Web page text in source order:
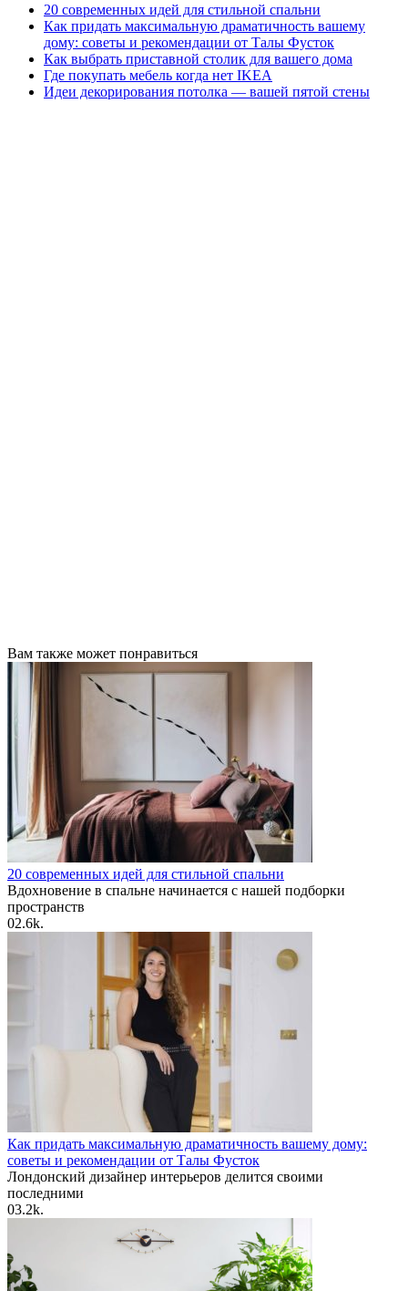
20 современных идей для стильной спальни
Как придать максимальную драматичность вашему
дому: советы и рекомендации от Талы Фусток
Как выбрать приставной столик для вашего дома
Где покупать мебель когда нет IKEA
Идеи декорирования потолка — вашей пятой стены
Вам также может понравиться
20 современных идей для стильной спальни
Вдохновение в спальне начинается с нашей подборки
пространств
02.6k.
Как придать максимальную драматичность вашему дому:
советы и рекомендации от Талы Фусток
Лондонский дизайнер интерьеров делится своими
последними
03.2k.